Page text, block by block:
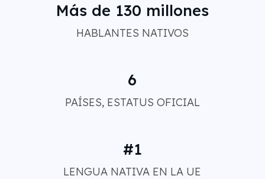
Más de 130 millones
HABLANTES NATIVOS
6
PAÍSES, ESTATUS OFICIAL
#1
LENGUA NATIVA EN LA UE